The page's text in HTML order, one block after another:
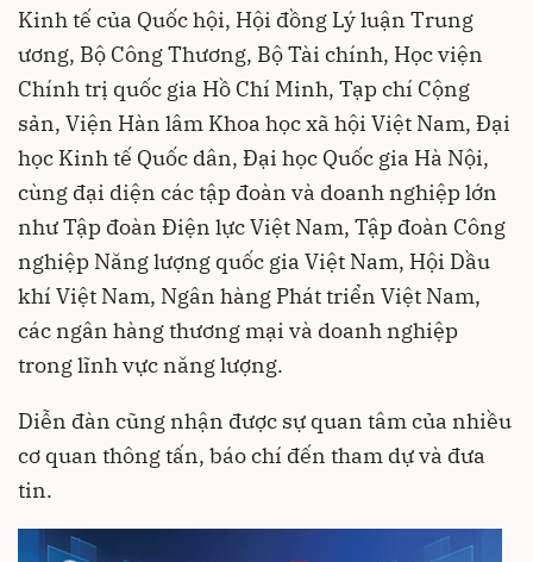
Kinh tế của Quốc hội, Hội đồng Lý luận Trung
ương, Bộ Công Thương, Bộ Tài chính, Học viện
Chính trị quốc gia Hồ Chí Minh, Tạp chí Cộng
sản, Viện Hàn lâm Khoa học xã hội Việt Nam, Đại
học Kinh tế Quốc dân, Đại học Quốc gia Hà Nội,
cùng đại diện các tập đoàn và doanh nghiệp lớn
như Tập đoàn Điện lực Việt Nam, Tập đoàn Công
nghiệp Năng lượng quốc gia Việt Nam, Hội Dầu
khí Việt Nam, Ngân hàng Phát triển Việt Nam,
các ngân hàng thương mại và doanh nghiệp
trong lĩnh vực năng lượng.
Diễn đàn cũng nhận được sự quan tâm của nhiều
cơ quan thông tấn, báo chí đến tham dự và đưa
tin.